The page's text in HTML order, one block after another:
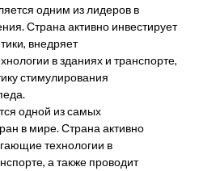
одним из лидеров в
Страна активно инвестирует
внедряет
в зданиях и транспорте,
стимулирования
одной из самых
в мире. Страна активно
технологии в
а также проводит